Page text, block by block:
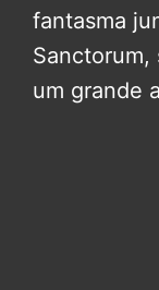
fantasma
um grande